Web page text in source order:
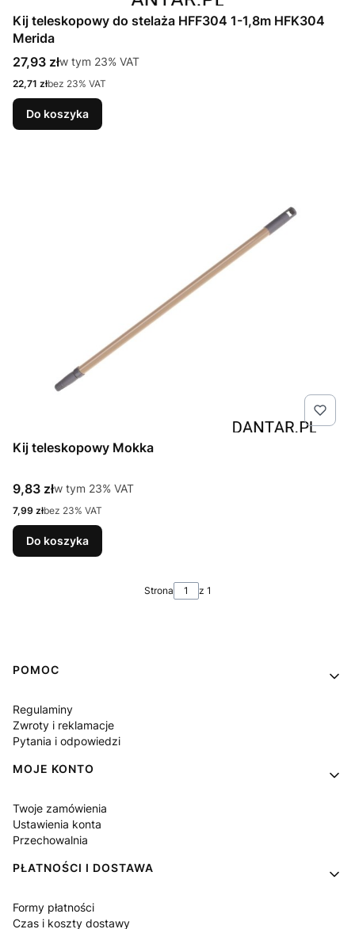
Kij teleskopowy do stelaża HFF304 1-1,8m HFK304
Merida
Cena brutto
27,93 złw tym %s VAT
w tym 23% VAT
Cena netto
22,71 złbez 23% VAT
Do koszyka
Kij teleskopowy Mokka
Cena brutto
9,83 złw tym %s VAT
w tym 23% VAT
Cena netto
7,99 złbez 23% VAT
Do koszyka
Strona z 1
Linki w stopce
POMOC
Regulaminy
Zwroty i reklamacje
Pytania i odpowiedzi
MOJE KONTO
Twoje zamówienia
Ustawienia konta
Przechowalnia
PŁATNOŚCI I DOSTAWA
Formy płatności
Czas i koszty dostawy